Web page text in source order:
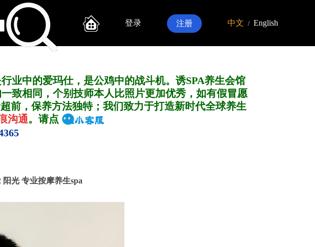
登录 注册 中文 / English
业中的爱玛仕，是公鸡中的战斗机。诱SPA养生会馆
致相同，个别技师本人比照片更加优秀，如有假冒愿
前，保养方法独特；我们致力于打造新时代全球养生
沟通。请点
阳光 专业按摩养生spa